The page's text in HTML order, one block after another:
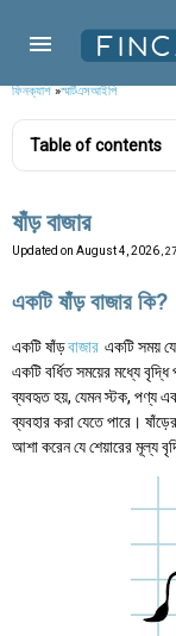
ফিনক্যাশ»স্মার্টএসআইপি
Table of contents
ষাঁড় বাজার
Updated on August 4, 2026 ,
একটি ষাঁড় বাজার কি?
একটি ষাঁড়বাজার একটি সময়
একটি বর্ধিত সময়ের মধ্যে বৃদ্ধি
ব্যবহৃত হয়, যেমন স্টক, পণ্য
ব্যবহার করা যেতে পারে।
আশা করেন যে শেয়ারের মূল্য